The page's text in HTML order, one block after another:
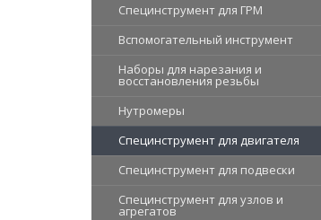
Специнструмент для ГРМ
Вспомогательный инструмент
Наборы для нарезания и
восстановления резьбы
Нутромеры
Специнструмент для двигателя
Специнструмент для подвески
Специнструмент для узлов и
агрегатов